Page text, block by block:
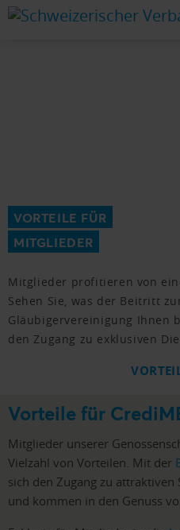
VORTEILE FÜR
MITGLIEDER
Mitglieder profitieren von
Sehen Sie, was der Beitritt
Gläubigervereinigung Ihnen
den Zugang zu exklusiven
Vorteile für
Mitglieder unserer
Vielzahl von Vorteilen. Mit der
sich den Zugang zu
und kommen in den Genuss